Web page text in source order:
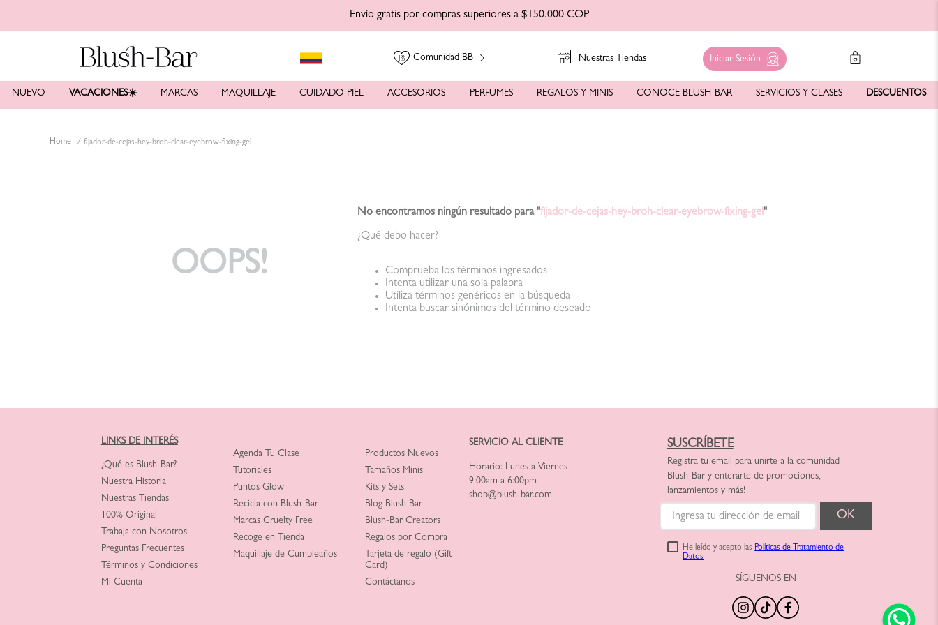
Envío gratis por compras superiores a $150.000 COP
Comunidad BB Nuestras Tiendas Iniciar Sesión
NUEVO VACACIONES☀️ MARCAS MAQUILLAJE CUIDADO PIEL ACCESORIOS PERFUMES REGALOS Y MINIS CONOCE BLUSH-BAR SERVICIOS Y CLASES DESCUENTOS
fijador-de-cejas-hey-broh-clear-eyebrow-fixing-gel
OOPS!
No encontramos ningún resultado para "fijador-de-cejas-hey-broh-clear-eyebrow-fixing-gel"
¿Qué debo hacer?
Comprueba los términos ingresados
Intenta utilizar una sola palabra
Utiliza términos genéricos en la búsqueda
Intenta buscar sinónimos del término deseado
LINKS DE INTERÉS
¿Qué es Blush-Bar?
Nuestra Historia
Nuestras Tiendas
100% Original
Trabaja con Nosotros
Preguntas Frecuentes
Términos y Condiciones
Mi Cuenta
Agenda Tu Clase
Tutoriales
Puntos Glow
Recicla con Blush-Bar
Marcas Cruelty Free
Recoge en Tienda
Maquillaje de Cumpleaños
Productos Nuevos
Tamaños Minis
Kits y Sets
Blog Blush Bar
Blush-Bar Creators
Regalos por Compra
Tarjeta de regalo (Gift
Card)
Contáctanos
SERVICIO AL CLIENTE
Horario: Lunes a Viernes
9:00am a 6:00pm
shop@blush-bar.com
SUSCRÍBETE
Registra tu email para unirte a la comunidad
Blush-Bar y enterarte de promociones,
lanzamientos y más!
He leído y acepto las Políticas de Tratamiento de
Datos
SÍGUENOS EN